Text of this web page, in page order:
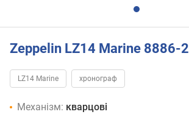
Zeppelin LZ14 Marine 8886-2
LZ14 Marine хронограф
Механізм: кварцові